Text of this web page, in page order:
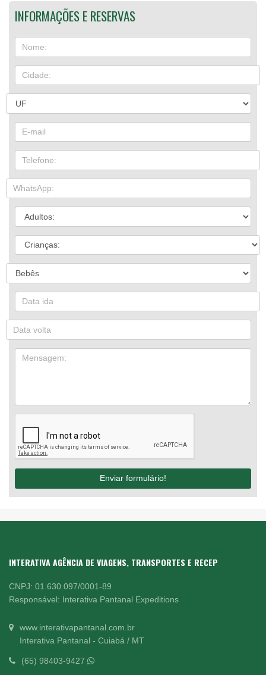
INFORMAÇÕES E RESERVAS
Enviar formulário!
INTERATIVA AGÊNCIA DE VIAGENS, TRANSPORTES E RECEP
CNPJ: 01.630.097/0001-89
Responsável: Interativa Pantanal Expeditions
www.interativapantanal.com.br
Interativa Pantanal - Cuiabá / MT
(65) 98403-9427